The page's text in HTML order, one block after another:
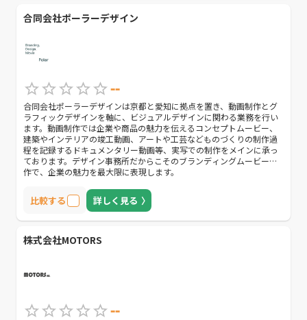
合同会社ポーラーデザイン
--
合同会社ポーラーデザインは京都と愛知に拠点を置き、動画制作とグ
ラフィックデザインを軸に、ビジュアルデザインに関わる業務を行い
ます。動画制作では企業や商品の魅力を伝えるコンセプトムービー、
建築やインテリアの竣工動画、アートや工芸などものづくりの制作過
程を記録するドキュメンタリー動画等、実写での制作をメインに承っ
ております。デザイン事務所だからこそのブランディングムービー制
作で、企業の魅力を最大限に表現します。
比較する 詳しく見る
株式会社MOTORS
--